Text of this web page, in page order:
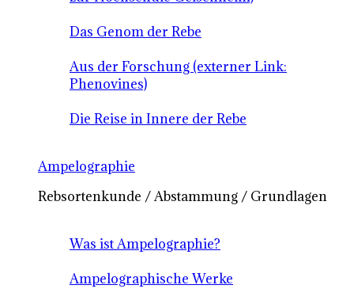
Das Genom der Rebe
Aus der Forschung (externer Link:
Phenovines)
Die Reise in Innere der Rebe
Ampelographie
Rebsortenkunde / Abstammung / Grundlagen
Was ist Ampelographie?
Ampelographische Werke